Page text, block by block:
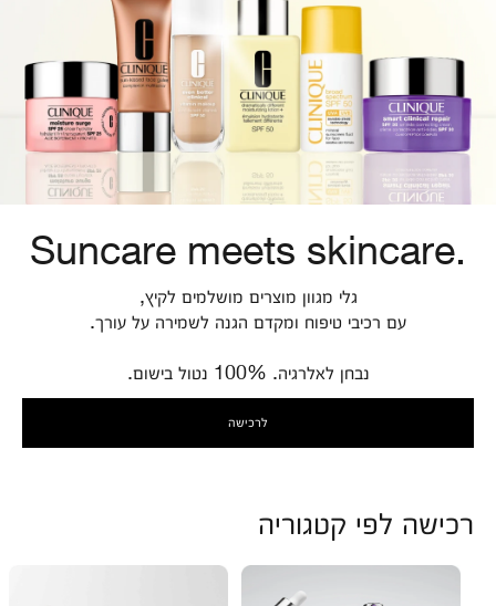
Suncare meets skincare.
גלי מגוון מוצרים מושלמים לקיץ,
עם רכיבי טיפוח ומקדם הגנה לשמירה על עורך.
נבחן לאלרגיה. 100% נטול בישום.
לרכישה
רכישה לפי קטגוריה